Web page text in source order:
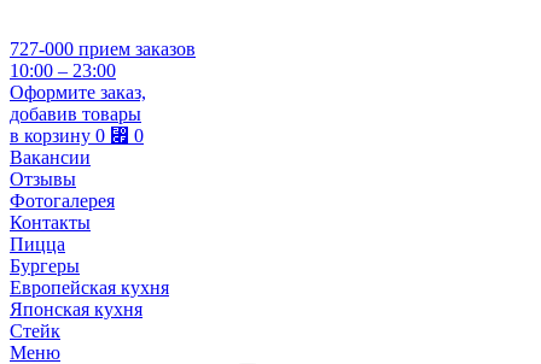
727-000 прием заказов
10:00 – 23:00
Оформите заказ,
добавив товары
в корзину 0 ⃏ 0
Вакансии
Отзывы
Фотогалерея
Контакты
Пицца
Бургеры
Европейская кухня
Японская кухня
Стейк
Меню